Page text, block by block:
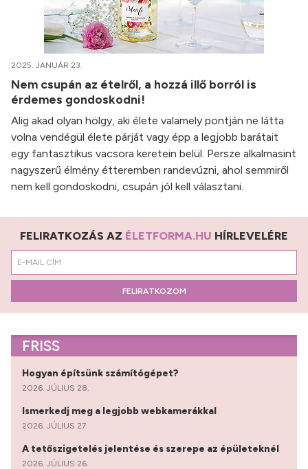
2025. JANUÁR 23.
Nem csupán az ételről, a hozzá illő borról is
érdemes gondoskodni!
Alig akad olyan hölgy, aki élete valamely pontján ne látta
volna vendégül élete párját vagy épp a legjobb barátait
egy fantasztikus vacsora keretein belül. Persze alkalmasint
nagyszerű élmény étteremben randevúzni, ahol semmiről
nem kell gondoskodni, csupán jól kell választani.
FELIRATKOZÁS AZ ÉLETFORMA.HU HÍRLEVELÉRE
FELIRATKOZOM
FRISS
Hogyan építsünk számítógépet?
2026. JÚLIUS 28.
Ismerkedj meg a legjobb webkamerákkal
2026. JÚLIUS 27.
A tetőszigetelés jelentése és szerepe az épületeknél
2026. JÚLIUS 26.